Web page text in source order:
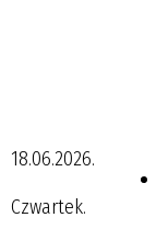
18.06.2026.
Czwartek.